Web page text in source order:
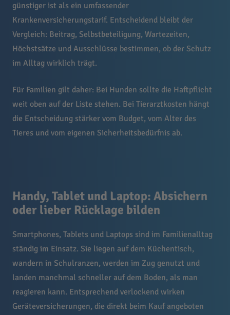
günstiger ist als ein umfassender
Krankenversicherungstarif. Entscheidend bleibt der
Vergleich: Beitrag, Selbstbeteiligung, Wartezeiten,
Höchstsätze und Ausschlüsse bestimmen, ob der Schutz
im Alltag wirklich trägt.
Für Familien gilt daher: Bei Hunden sollte die Haftpflicht
weit oben auf der Liste stehen. Bei Tierarztkosten hängt
die Entscheidung stärker vom Budget, vom Alter des
Tieres und vom eigenen Sicherheitsbedürfnis ab.
Handy, Tablet und Laptop: Absichern
oder lieber Rücklage bilden
Smartphones, Tablets und Laptops sind im Familienalltag
ständig im Einsatz. Sie liegen auf dem Küchentisch,
wandern in Schulranzen, werden im Zug genutzt und
landen manchmal schneller auf dem Boden, als man
reagieren kann. Entsprechend verlockend wirken
Geräteversicherungen, die direkt beim Kauf angeboten